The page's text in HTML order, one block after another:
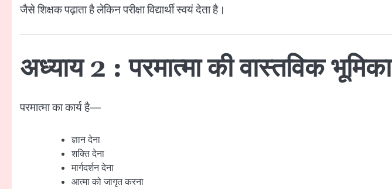
जैसे शिक्षक पढ़ाता है लेकिन परीक्षा विद्यार्थी स्वयं देता है।
अध्याय 2 : परमात्मा की वास्तविक भूमिका
परमात्मा का कार्य है—
ज्ञान देना
शक्ति देना
मार्गदर्शन देना
आत्मा को जागृत करना